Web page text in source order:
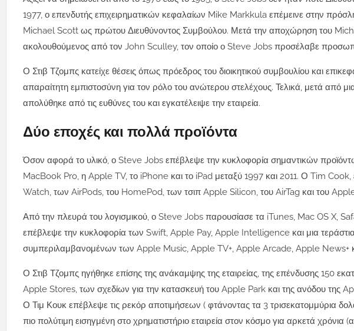
1977, ο επενδυτής επιχειρηματικών κεφαλαίων Mike Markkula επέμεινε στην
Michael Scott ως πρώτου Διευθύνοντος Συμβούλου. Μετά την αποχώρηση του
ακολουθούμενος από τον John Sculley, τον οποίο ο Steve Jobs προσέλαβε
Ο Στιβ Τζομπς κατείχε θέσεις όπως πρόεδρος του διοικητικού συμβουλίου και
απαραίτητη εμπιστοσύνη για τον ρόλο του ανώτερου στελέχους. Τελικά, μετά από
απολύθηκε από τις ευθύνες του και εγκατέλειψε την εταιρεία.
Δύο εποχές και πολλά προϊόντα
Όσον αφορά το υλικό, ο Steve Jobs επέβλεψε την κυκλοφορία σημαντικών
MacBook Pro, η Apple TV, το iPhone και το iPad μεταξύ 1997 και 2011. Ο Tim
Watch, των AirPods, του HomePod, των τσιπ Apple Silicon, του AirTag και του
Από την πλευρά του λογισμικού, ο Steve Jobs παρουσίασε τα iTunes, Mac OS X,
επέβλεψε την κυκλοφορία των Swift, Apple Pay, Apple Intelligence και μια
συμπεριλαμβανομένων των Apple Music, Apple TV+, Apple Arcade, Apple News+
Ο Στιβ Τζομπς ηγήθηκε επίσης της ανάκαμψης της εταιρείας, της επένδυσης 150
Apple Stores, των σχεδίων για την κατασκευή του Apple Park και της ανόδου της
Ο Τιμ Κουκ επέβλεψε τις ρεκόρ αποτιμήσεων ( φτάνοντας τα 3 τρισεκατομμύρια
πιο πολύτιμη εισηγμένη στο χρηματιστήριο εταιρεία στον κόσμο για αρκετά χρόνια